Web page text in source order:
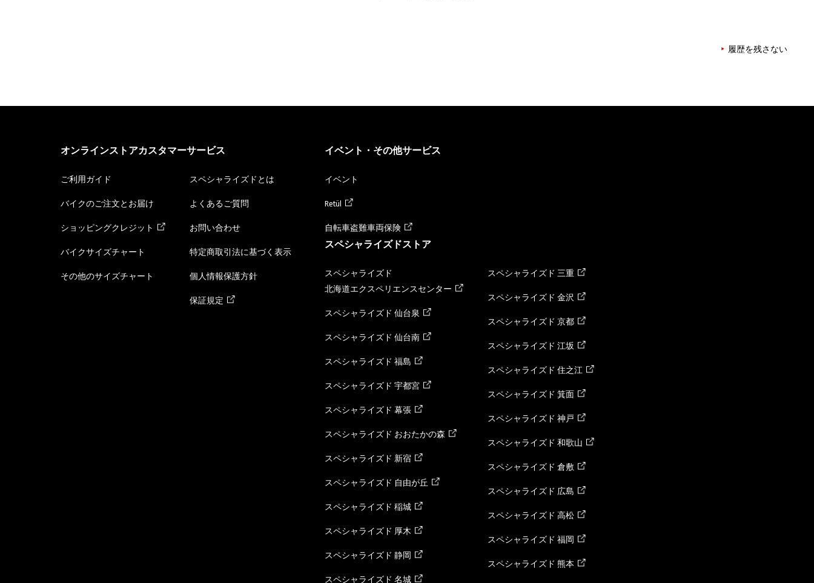
履歴を残さない
オンラインストアカスタマーサービス
ご利用ガイド
バイクのご注文とお届け
ショッピングクレジット
バイクサイズチャート
その他のサイズチャート
スペシャライズドとは
よくあるご質問
お問い合わせ
特定商取引法に基づく表示
個人情報保護方針
保証規定
イベント・その他サービス
イベント
Retül
自転車盗難車両保険
スペシャライズドストア
スペシャライズド
北海道エクスペリエンスセンター
スペシャライズド 仙台泉
スペシャライズド 仙台南
スペシャライズド 福島
スペシャライズド 宇都宮
スペシャライズド 幕張
スペシャライズド おおたかの森
スペシャライズド 新宿
スペシャライズド 自由が丘
スペシャライズド 稲城
スペシャライズド 厚木
スペシャライズド 静岡
スペシャライズド 名城
スペシャライズド 三重
スペシャライズド 金沢
スペシャライズド 京都
スペシャライズド 江坂
スペシャライズド 住之江
スペシャライズド 箕面
スペシャライズド 神戸
スペシャライズド 和歌山
スペシャライズド 倉敷
スペシャライズド 広島
スペシャライズド 高松
スペシャライズド 福岡
スペシャライズド 熊本